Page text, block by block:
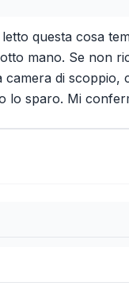
questa cosa
mano. Se non
di scoppio,
lo sparo. Mi